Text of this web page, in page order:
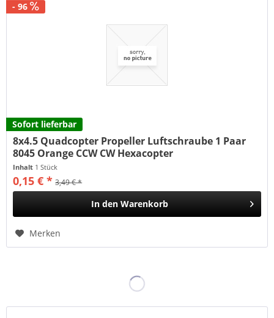
- 96
Sofort lieferbar
8x4.5 Quadcopter Propeller Luftschraube 1 Paar
8045 Orange CCW CW Hexacopter
Inhalt 1 Stück
0,15 € * 3,49 € *
In den Warenkorb
Merken